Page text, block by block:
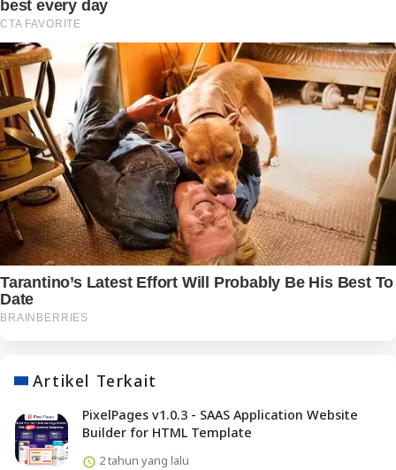
Artikel Terkait
PixelPages v1.0.3 - SAAS Application Website
Builder for HTML Template
2 tahun yang lalu